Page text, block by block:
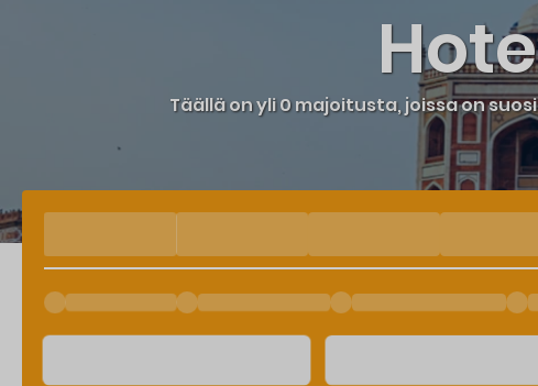
Täällä on yli 0 majoitusta, joissa on